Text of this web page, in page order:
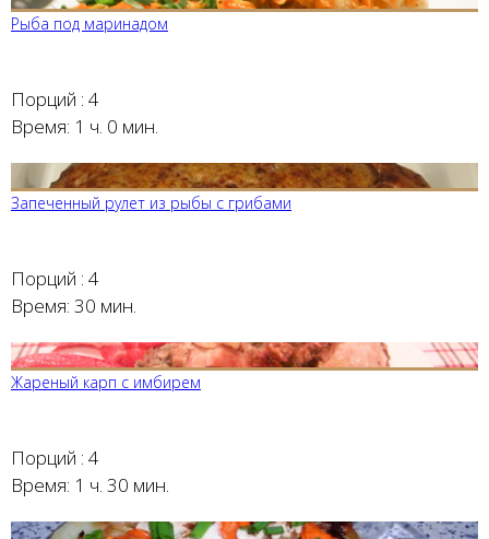
Рыба под маринадом
Порций : 4
Время: 1 ч. 0 мин.
Запеченный рулет из рыбы с грибами
Порций : 4
Время: 30 мин.
Жареный карп с имбирем
Порций : 4
Время: 1 ч. 30 мин.